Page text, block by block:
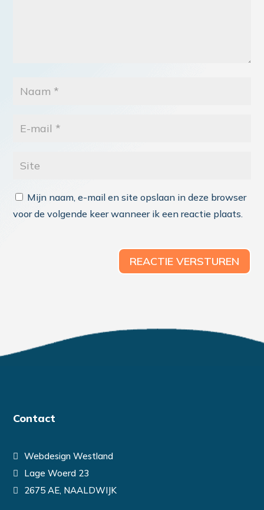
Mijn naam, e-mail en site opslaan in deze browser
voor de volgende keer wanneer ik een reactie plaats.
REACTIE VERSTUREN
Contact
Webdesign Westland
Lage Woerd 23
2675 AE, NAALDWIJK